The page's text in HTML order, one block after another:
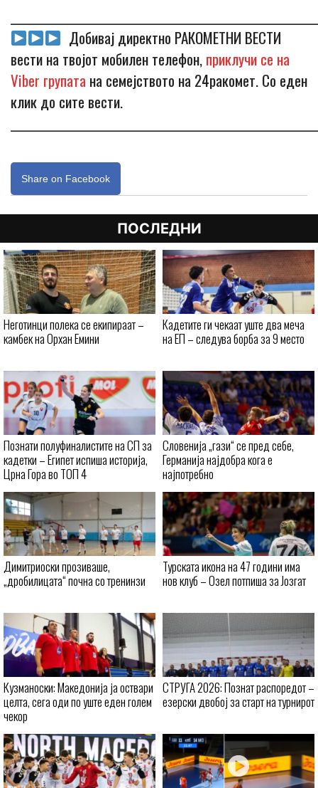
Добивај директно РАКОМЕТНИ ВЕСТИ
вести на твојот мобилен телефон,приклучи се на
Viber групата на семејството на 24ракомет. Со еден
клик до сите вести.
Share on Facebook
ПОСЛЕДНИ
Неготинци полека се екипираат –
камбек на Орхан Емини
Кадетите ги чекаат уште два меча
на ЕП – следува борба за 9 место
Познати полуфиналистите на СП за
кадетки – Египет испиша историја,
Црна Гора во ТОП 4
Словенија „гази“ се пред себе,
Германија најдобра кога е
најпотребно
Димитриоски прозиваше,
„дробилицата“ почна со тренинзи
Турската икона на 47 години има
нов клуб – Озел потпиша за Јозгат
Кузманоски: Македонија ја оствари
целта, сега оди по уште еден голем
чекор
СТРУГА 2026: Познат распоредот –
езерски двобој за старт на турнирот